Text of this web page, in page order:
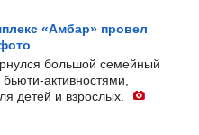
«Амбар» провел
большой семейный
активностями,
детей и взрослых.